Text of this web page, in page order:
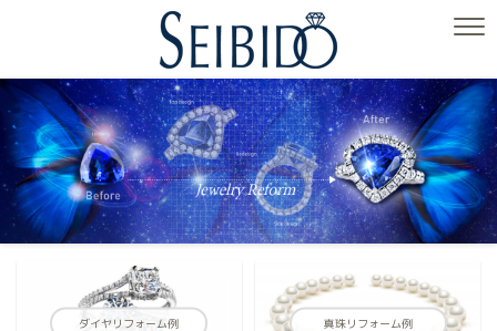
ダイヤリフォーム例 真珠リフォーム例